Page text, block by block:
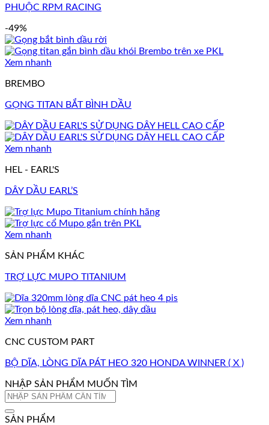
PHUỘC RPM RACING
-49%
Xem nhanh
BREMBO
GỌNG TITAN BẮT BÌNH DẦU
Xem nhanh
HEL - EARL'S
DÂY DẦU EARL’S
Xem nhanh
SẢN PHẨM KHÁC
TRỢ LỰC MUPO TITANIUM
Xem nhanh
CNC CUSTOM PART
BỘ DĨA, LÒNG DĨA PÁT HEO 320 HONDA WINNER ( X )
NHẬP SẢN PHẨM MUỐN TÌM
Tìm
kiếm:
SẢN PHẨM